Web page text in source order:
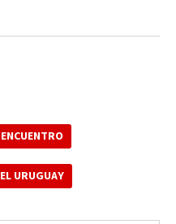
ENCUENTRO
URUGUAY